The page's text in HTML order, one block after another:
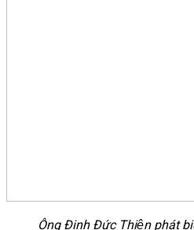
Ông Đinh Đức Thiện phát